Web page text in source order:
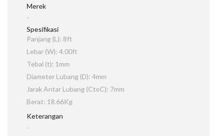
Merek
-
Spesifikasi
Panjang (L): 8ft
Lebar (W): 4.00ft
Tebal (t): 1mm
Diameter Lubang (D): 4mm
Jarak Antar Lubang (CtoC): 7mm
Berat: 18.66Kg
Keterangan
-